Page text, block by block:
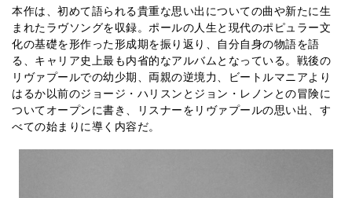
本作は、初めて語られる貴重な思い出についての曲や新たに生
まれたラヴソングを収録。ポールの人生と現代のポピュラー文
化の基礎を形作った形成期を振り返り、自分自身の物語を語
る、キャリア史上最も内省的なアルバムとなっている。戦後の
リヴァプールでの幼少期、両親の逆境力、ビートルマニアより
はるか以前のジョージ・ハリスンとジョン・レノンとの冒険に
ついてオープンに書き、リスナーをリヴァプールの思い出、す
べての始まりに導く内容だ。